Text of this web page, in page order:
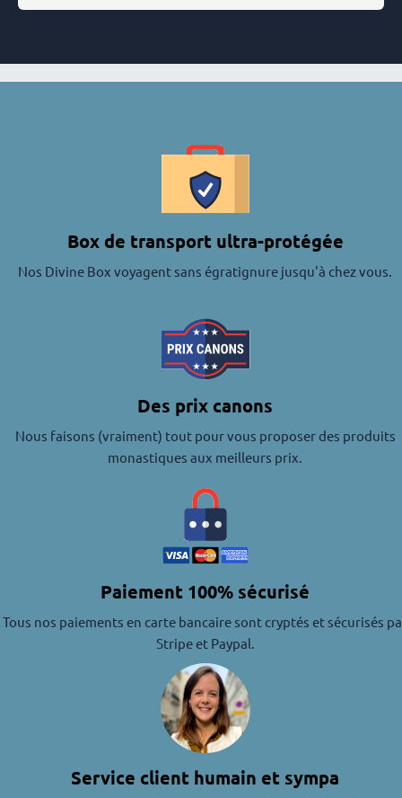
Box de transport ultra-protégée
Nos Divine Box voyagent sans égratignure jusqu'à chez vous.
Des prix canons
Nous faisons (vraiment) tout pour vous proposer des produits
monastiques aux meilleurs prix.
Paiement 100% sécurisé
Tous nos paiements en carte bancaire sont cryptés et sécurisés
Stripe et Paypal.
Service client humain et sympa